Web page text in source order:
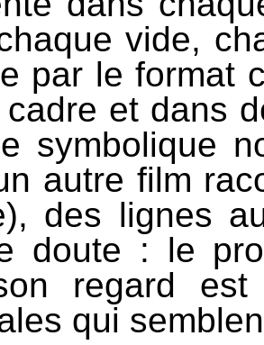
vide,
par le format
et dans
symbolique
autre film
des lignes
doute : le
regard
qui